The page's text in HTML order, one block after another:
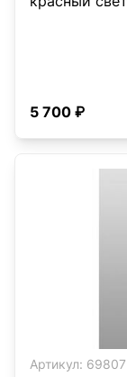
5 700 ₽
Артикул: 69807